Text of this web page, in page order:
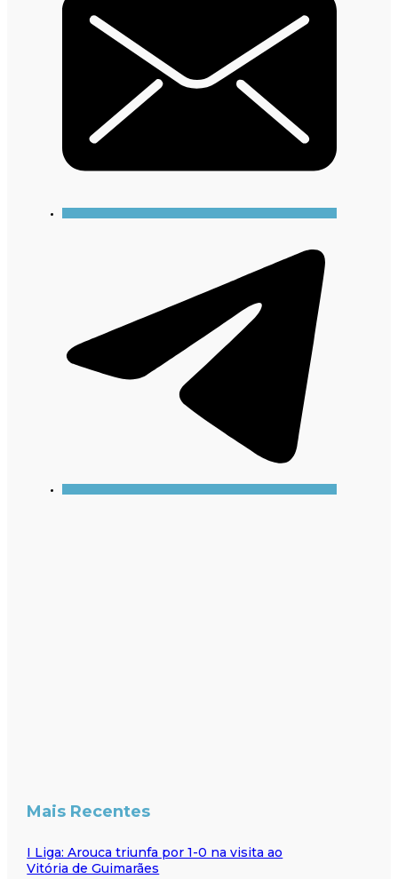
Mais Recentes
I Liga: Arouca triunfa por 1-0 na visita ao
Vitória de Guimarães